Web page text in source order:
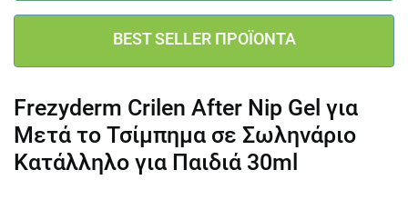
BEST SELLER ΠΡΟΪΟΝΤΑ
Frezyderm Crilen After Nip Gel για
Μετά το Τσίμπημα σε Σωληνάριο
Κατάλληλο για Παιδιά 30ml